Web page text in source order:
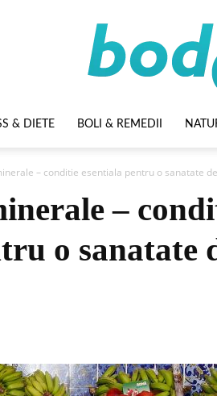
& DIETE BOLI & REMEDII
– conditie esentiala pentru o sanatate
–
o sanatate